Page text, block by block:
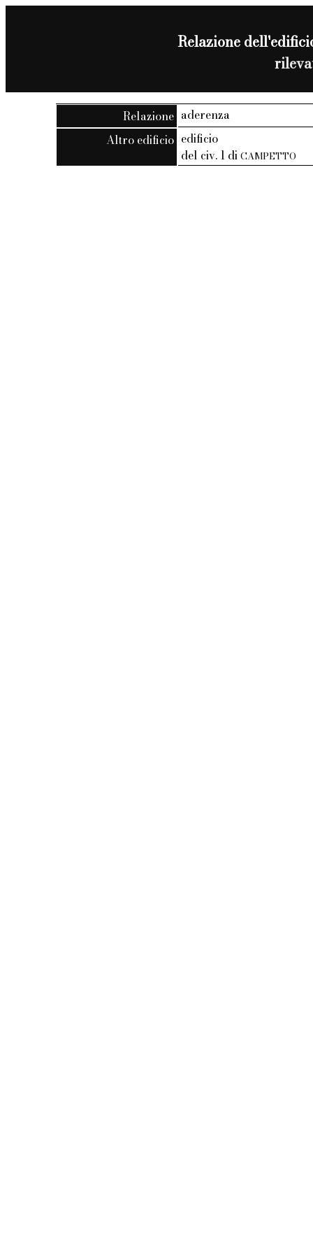
Relazione
Relazione aderenza
Altro edificio edificio
del civ. 1 diCAMPETTO